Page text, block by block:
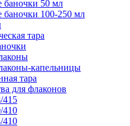
баночки 50 мл
баночки 100-250 мл
тара
капельницы
тара
для флаконов
415
410
410